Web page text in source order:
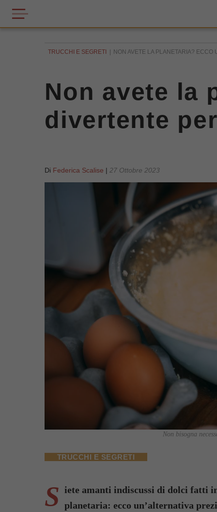
TRUCCHI E SEGRETI NON AVETE LA PLANETARIA? ECCO
Non avete la
divertente
Di Federica Scalise | 27 Ottobre 2023
Non bisogna
TRUCCHI E SEGRETI
S iete amanti indiscussi di dolci fatti
planetaria: ecco un’alternativa